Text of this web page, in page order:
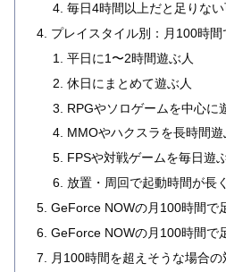
毎日4時間以上だと足りな
プレイスタイル別：月100時
平日に1〜2時間遊ぶ人
休日にまとめて遊ぶ人
RPGやソロゲームを中心に
MMOやハクスラを長時間遊
FPSや対戦ゲームを毎日遊
放置・周回で起動時間が長
GeForce NOWの月100時間で
GeForce NOWの月100時間で
月100時間を超えそうな場合の